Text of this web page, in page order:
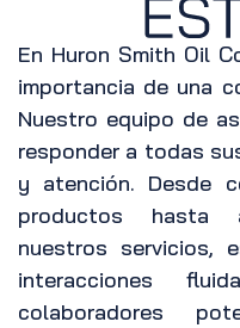
En Huron Smith Oil
importancia de una
Nuestro equipo de
responder a todas
y atención. Desde
productos hasta
nuestros servicios,
interacciones
colaboradores